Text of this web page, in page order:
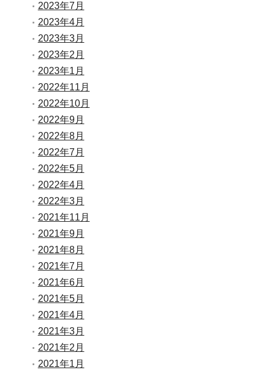
2023年7月
2023年4月
2023年3月
2023年2月
2023年1月
2022年11月
2022年10月
2022年9月
2022年8月
2022年7月
2022年5月
2022年4月
2022年3月
2021年11月
2021年9月
2021年8月
2021年7月
2021年6月
2021年5月
2021年4月
2021年3月
2021年2月
2021年1月